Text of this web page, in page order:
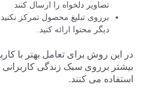
تصاویر دلخواه را ارسال کنند
برروی تبلیغ محصول تمرکز
دیگر محتوا ارائه کنید.
در این روش برای تعامل بهتر با
بیشتر برروی سبک زندگی
استفاده می کنند.